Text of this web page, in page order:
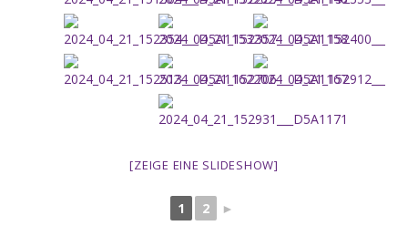
[ZEIGE EINE SLIDESHOW]
1 2 ►